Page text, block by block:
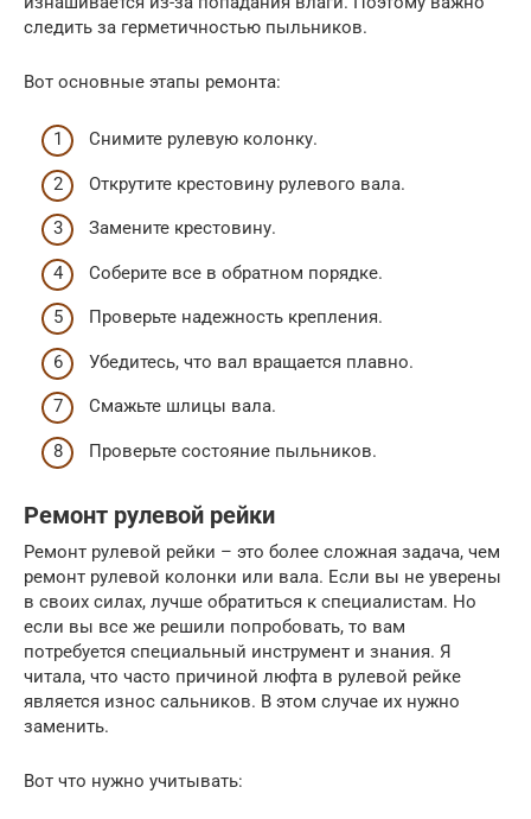
следить за герметичностью пыльников.
Вот основные этапы ремонта:
Снимите рулевую колонку.
Открутите крестовину рулевого вала.
Замените крестовину.
Соберите все в обратном порядке.
Проверьте надежность крепления.
Убедитесь, что вал вращается плавно.
Смажьте шлицы вала.
Проверьте состояние пыльников.
Ремонт рулевой рейки
Ремонт рулевой рейки – это более сложная задача, чем
ремонт рулевой колонки или вала. Если вы не уверены
в своих силах, лучше обратиться к специалистам. Но
если вы все же решили попробовать, то вам
потребуется специальный инструмент и знания. Я
читала, что часто причиной люфта в рулевой рейке
является износ сальников. В этом случае их нужно
заменить.
Вот что нужно учитывать: